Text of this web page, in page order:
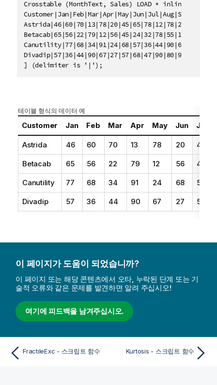
Crosstable (MonthText, Sales) LOAD * inline [
Astrida|46|60|70|13|78|20|45|65|78|12|78|22
Betacab|65|56|22|79|12|56|45|24|32|78|55|15
Canutility|77|68|34|91|24|68|57|36|44|90|67|27
Divadip|57|36|44|90|67|27|57|68|47|90|80|94
] (delimiter is '|');
테이블 형식의 데이터 예
Customer Jan Feb Mar Apr May Jun Jul
Astrida 46 60 70 13 78 20 45
Betacab 65 56 22 79 12 56 45
Canutility 77 68 34 91 24 68 57
Divadip 57 36 44 90 67 27 57
이 페이지가 도움이 되었습니까?
이 페이지 또는 해당 콘텐츠에서 오타, 누락된 단계 또는 기
술적 오류와 같은 문제를 발견하면 알려 주십시오!
여기에 피드백을 남겨주십시오.
FractileExc - 스크립트 함수 Kurtosis - 스크립트 함수